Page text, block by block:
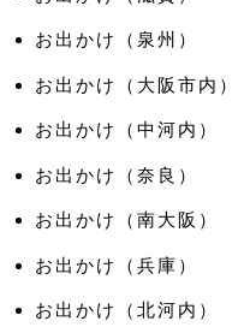
お出かけ（泉州）
お出かけ（大阪市内）
お出かけ（中河内）
お出かけ（奈良）
お出かけ（南大阪）
お出かけ（兵庫）
お出かけ（北河内）